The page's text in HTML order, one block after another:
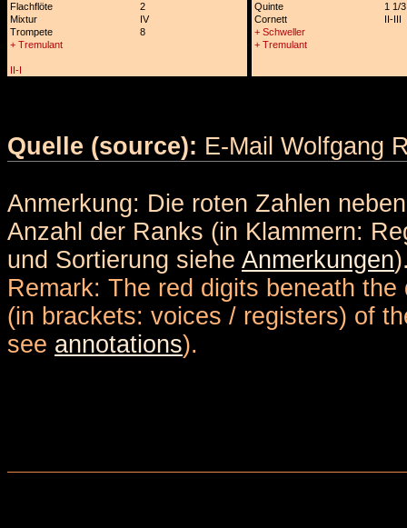
Flachflöte
2 Quinte
1 1/3
Mixtur
IV Cornett
II-III
Trompete
8
+ Schweller
+ Tremulant
+ Tremulant
II-I
Quelle (source): E-Mail Wolfgang
Anmerkung: Die roten Zahlen
Anzahl der Ranks (in Klammern:
und Sortierung siehe Anmerkungen
Remark: The red digits beneath
(in brackets: voices / registers) of
see annotations).